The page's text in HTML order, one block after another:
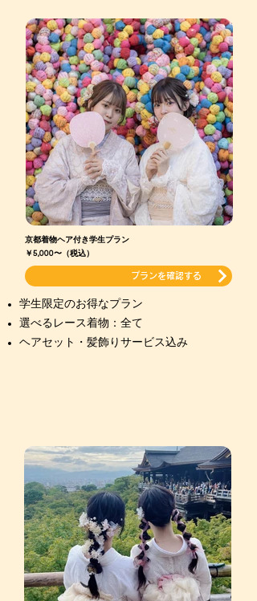
京都着物ヘア付き学生プラン
￥5,000〜 （税込）
プランを確認する
学生限定のお得なプラン
選べるレース着物：全て
ヘアセット・髪飾りサービス込み